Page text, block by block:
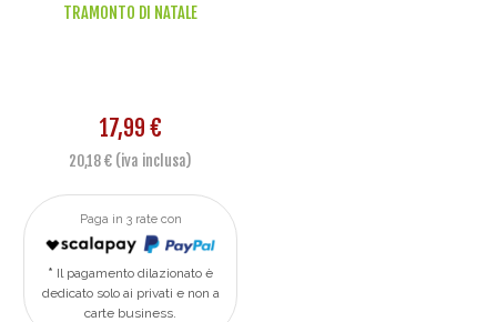
TRAMONTO DI NATALE
17,99 €
20,18 € (iva inclusa)
Paga in 3 rate con
Il pagamento dilazionato è
dedicato solo ai privati e non a
carte business.